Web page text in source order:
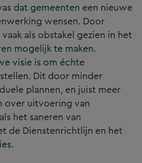
dat gemeenten een nieuwe
wensen. Door
als obstakel gezien in het
mogelijk te maken.
visie is om échte
Dit door minder
plannen, en juist meer
over uitvoering van
het saneren van
de Dienstenrichtlijn en het